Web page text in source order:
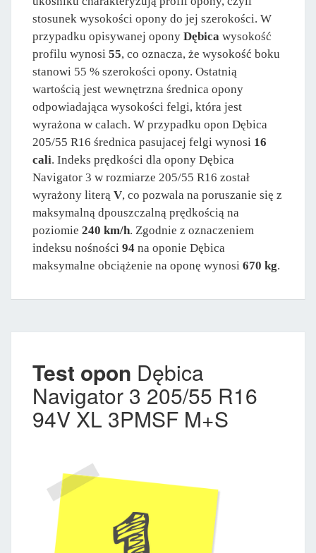
stosunek wysokości opony do jej szerokości. W
przypadku opisywanej opony Dębica wysokość
profilu wynosi 55, co oznacza, że wysokość boku
stanowi 55 % szerokości opony. Ostatnią
wartością jest wewnętrzna średnica opony
odpowiadająca wysokości felgi, która jest
wyrażona w calach. W przypadku opon Dębica
205/55 R16 średnica pasujacej felgi wynosi 16
cali. Indeks prędkości dla opony Dębica
Navigator 3 w rozmiarze 205/55 R16 został
wyrażony literą V, co pozwala na poruszanie się z
maksymalną dpouszczalną prędkością na
poziomie 240 km/h. Zgodnie z oznaczeniem
indeksu nośności 94 na oponie Dębica
maksymalne obciążenie na oponę wynosi 670 kg.
Test opon Dębica
Navigator 3 205/55 R16
94V XL 3PMSF M+S